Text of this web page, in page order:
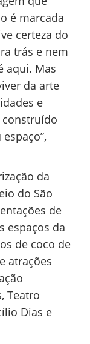
é marcada
certeza do
trás e nem
aqui. Mas
da arte
e
construído
da
do São
de
espaços da
de coco de
atrações
Teatro
Dias e